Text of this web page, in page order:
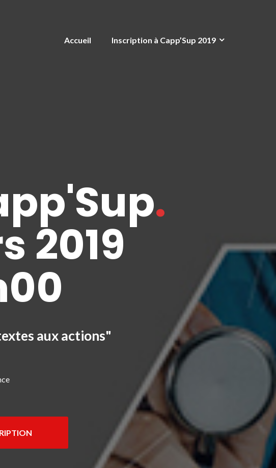
Accueil Inscription à Capp’Sup 2019
.
2019
aux actions"